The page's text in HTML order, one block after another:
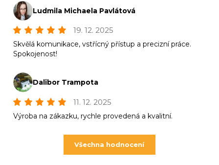
Ludmila Michaela Pavlátová
19. 12. 2025
Skvělá komunikace, vstřícný přístup a precizní práce.
Spokojenost!
Dalibor Trampota
11. 12. 2025
Výroba na zákazku, rychle provedená a kvalitní.
Všechna hodnocení